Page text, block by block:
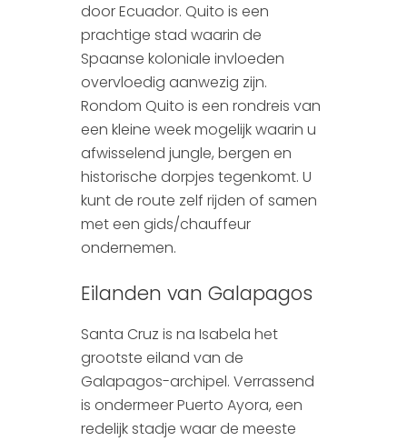
door Ecuador. Quito is een
prachtige stad waarin de
Spaanse koloniale invloeden
overvloedig aanwezig zijn.
Rondom Quito is een rondreis van
een kleine week mogelijk waarin u
afwisselend jungle, bergen en
historische dorpjes tegenkomt. U
kunt de route zelf rijden of samen
met een gids/chauffeur
ondernemen.
Eilanden van Galapagos
Santa Cruz is na Isabela het
grootste eiland van de
Galapagos-archipel. Verrassend
is ondermeer Puerto Ayora, een
redelijk stadje waar de meeste